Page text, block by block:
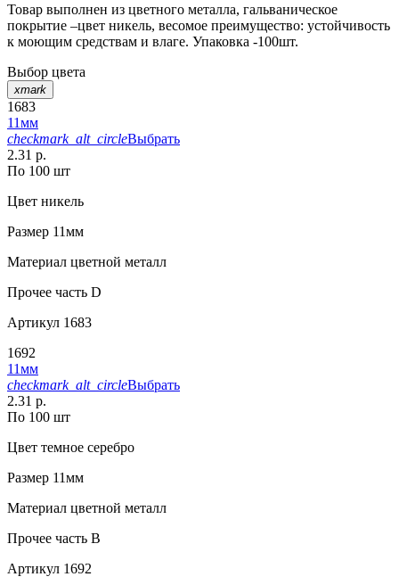
Товар выполнен из цветного металла, гальваническое
покрытие –цвет никель, весомое преимущество: устойчивость
к моющим средствам и влаге. Упаковка -100шт.
Выбор цвета
xmark
1683
11мм
checkmark_alt_circleВыбрать
2.31 р.
По 100 шт
Цвет никель
Размер 11мм
Материал цветной металл
Прочее часть D
Артикул 1683
1692
11мм
checkmark_alt_circleВыбрать
2.31 р.
По 100 шт
Цвет темное серебро
Размер 11мм
Материал цветной металл
Прочее часть B
Артикул 1692